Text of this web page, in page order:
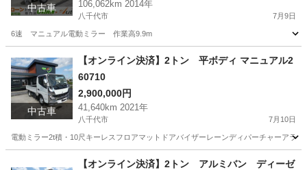
中古車 106,062km 2014年
八千代市 7月9日
6速 マニュアル電動ミラー 作業高9.9m
その他 ミラー
中古車
【オンライン決済】2トン 平ボディ マニュアル2
60710
2,900,000円
41,640km 2021年
八千代市 7月10日
電動ミラー2t積・10尺キーレスフロアマットドアバイザーレーンディパーチャーアラ
その他 平ボディ
【オンライン決済】2トン アルミバン ディーゼ